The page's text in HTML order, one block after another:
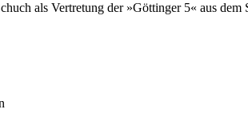
als Vertretung der »Göttinger 5« aus